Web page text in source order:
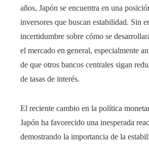
años, Japón se encuentra en una
inversores que buscan estabilidad. Sin
incertidumbre sobre cómo se
el mercado en general, especialmente
de que otros bancos centrales sigan
de tasas de interés.
El reciente cambio en la política
Japón ha favorecido una inesperada
demostrando la importancia de la